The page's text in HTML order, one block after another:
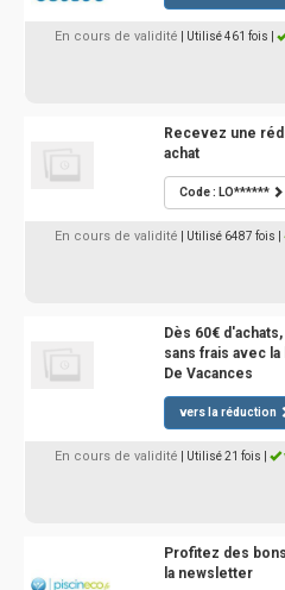
En cours de validité | Utilisé 461 fois
Recevez une
achat
Code : LO******
En cours de validité | Utilisé 6487 fois
Dès 60€
sans frais avec
De Vacances
vers la réduction
En cours de validité | Utilisé 21 fois
Profitez des
la newsletter